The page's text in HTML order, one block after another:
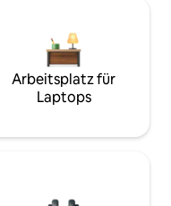
Arbeitsplatz für
Laptops